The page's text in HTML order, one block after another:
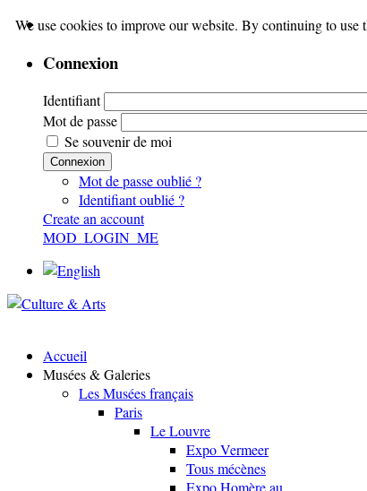
Connexion
Identifiant
Mot de passe
Se souvenir de moi
Connexion
Mot de passe oublié ?
Identifiant oublié ?
Create an account
MOD_LOGIN_ME
Accueil
Musées & Galeries
Les Musées français
Paris
Le Louvre
Expo Vermeer
Tous mécènes
We use cookies to improve our website. By continuing to